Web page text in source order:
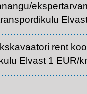
rent
Elvast 1 EUR/